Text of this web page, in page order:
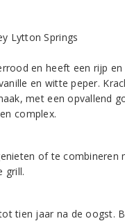
en heeft een rijp
en witte peper.
met een opvallend
complex.
of te combineren
grill.
tien jaar na de oogst.